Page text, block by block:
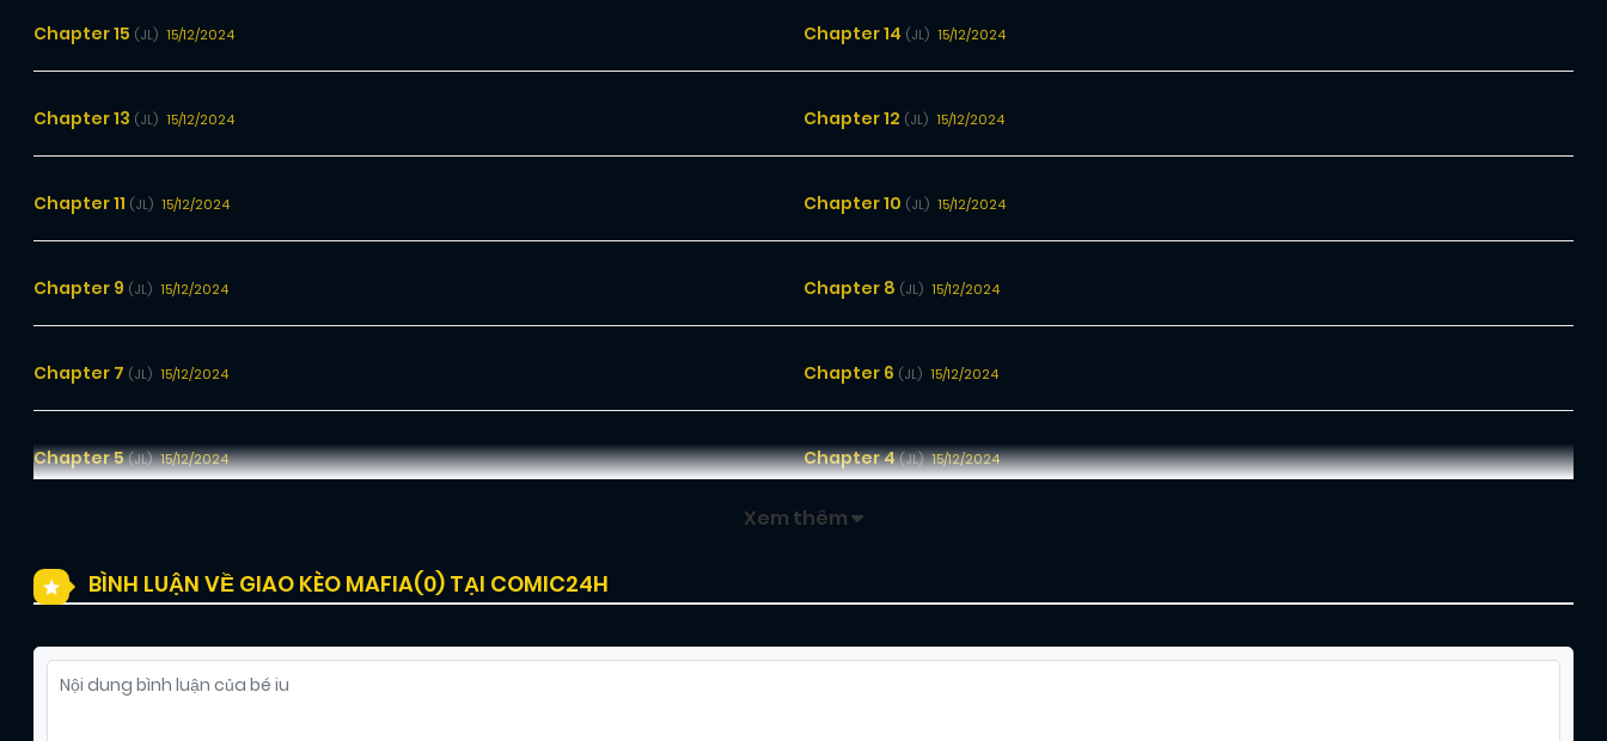
Chapter 15 (JL) 15/12/2024 Chapter 14 (JL) 15/12/2024
Chapter 13 (JL) 15/12/2024 Chapter 12 (JL) 15/12/2024
Chapter 11 (JL) 15/12/2024 Chapter 10 (JL) 15/12/2024
Chapter 9 (JL) 15/12/2024 Chapter 8 (JL) 15/12/2024
Chapter 7 (JL) 15/12/2024 Chapter 6 (JL) 15/12/2024
Chapter 5(JL) 15/12/2024 Chapter 4(JL) 15/12/2024
Xem thêm
BÌNH LUẬN VỀ GIAO KÈO MAFIA(0) TẠI COMIC24H